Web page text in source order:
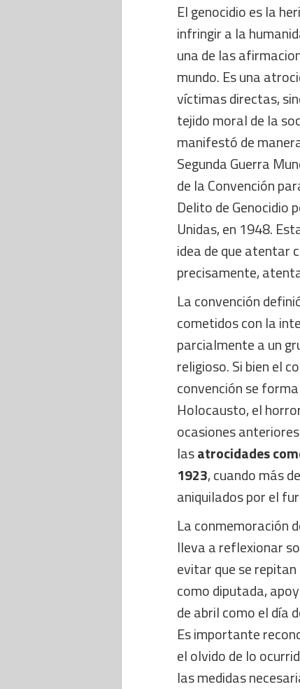
El genocidio es la
infringir a la
una de las
mundo. Es una
víctimas directas,
tejido moral de la
manifestó de
Segunda Guerra
de la Convención
Delito de Genocidio
Unidas, en 1948.
idea de que atentar
precisamente,
La convención
cometidos con la
parcialmente a un
religioso. Si bien el
convención se
Holocausto, el
ocasiones
lasatrocidades
1923, cuando más
aniquilados por el
La conmemoración
lleva a reflexionar
evitar que se
como diputada,
de abril como el día
Es importante
el olvido de lo
las medidas